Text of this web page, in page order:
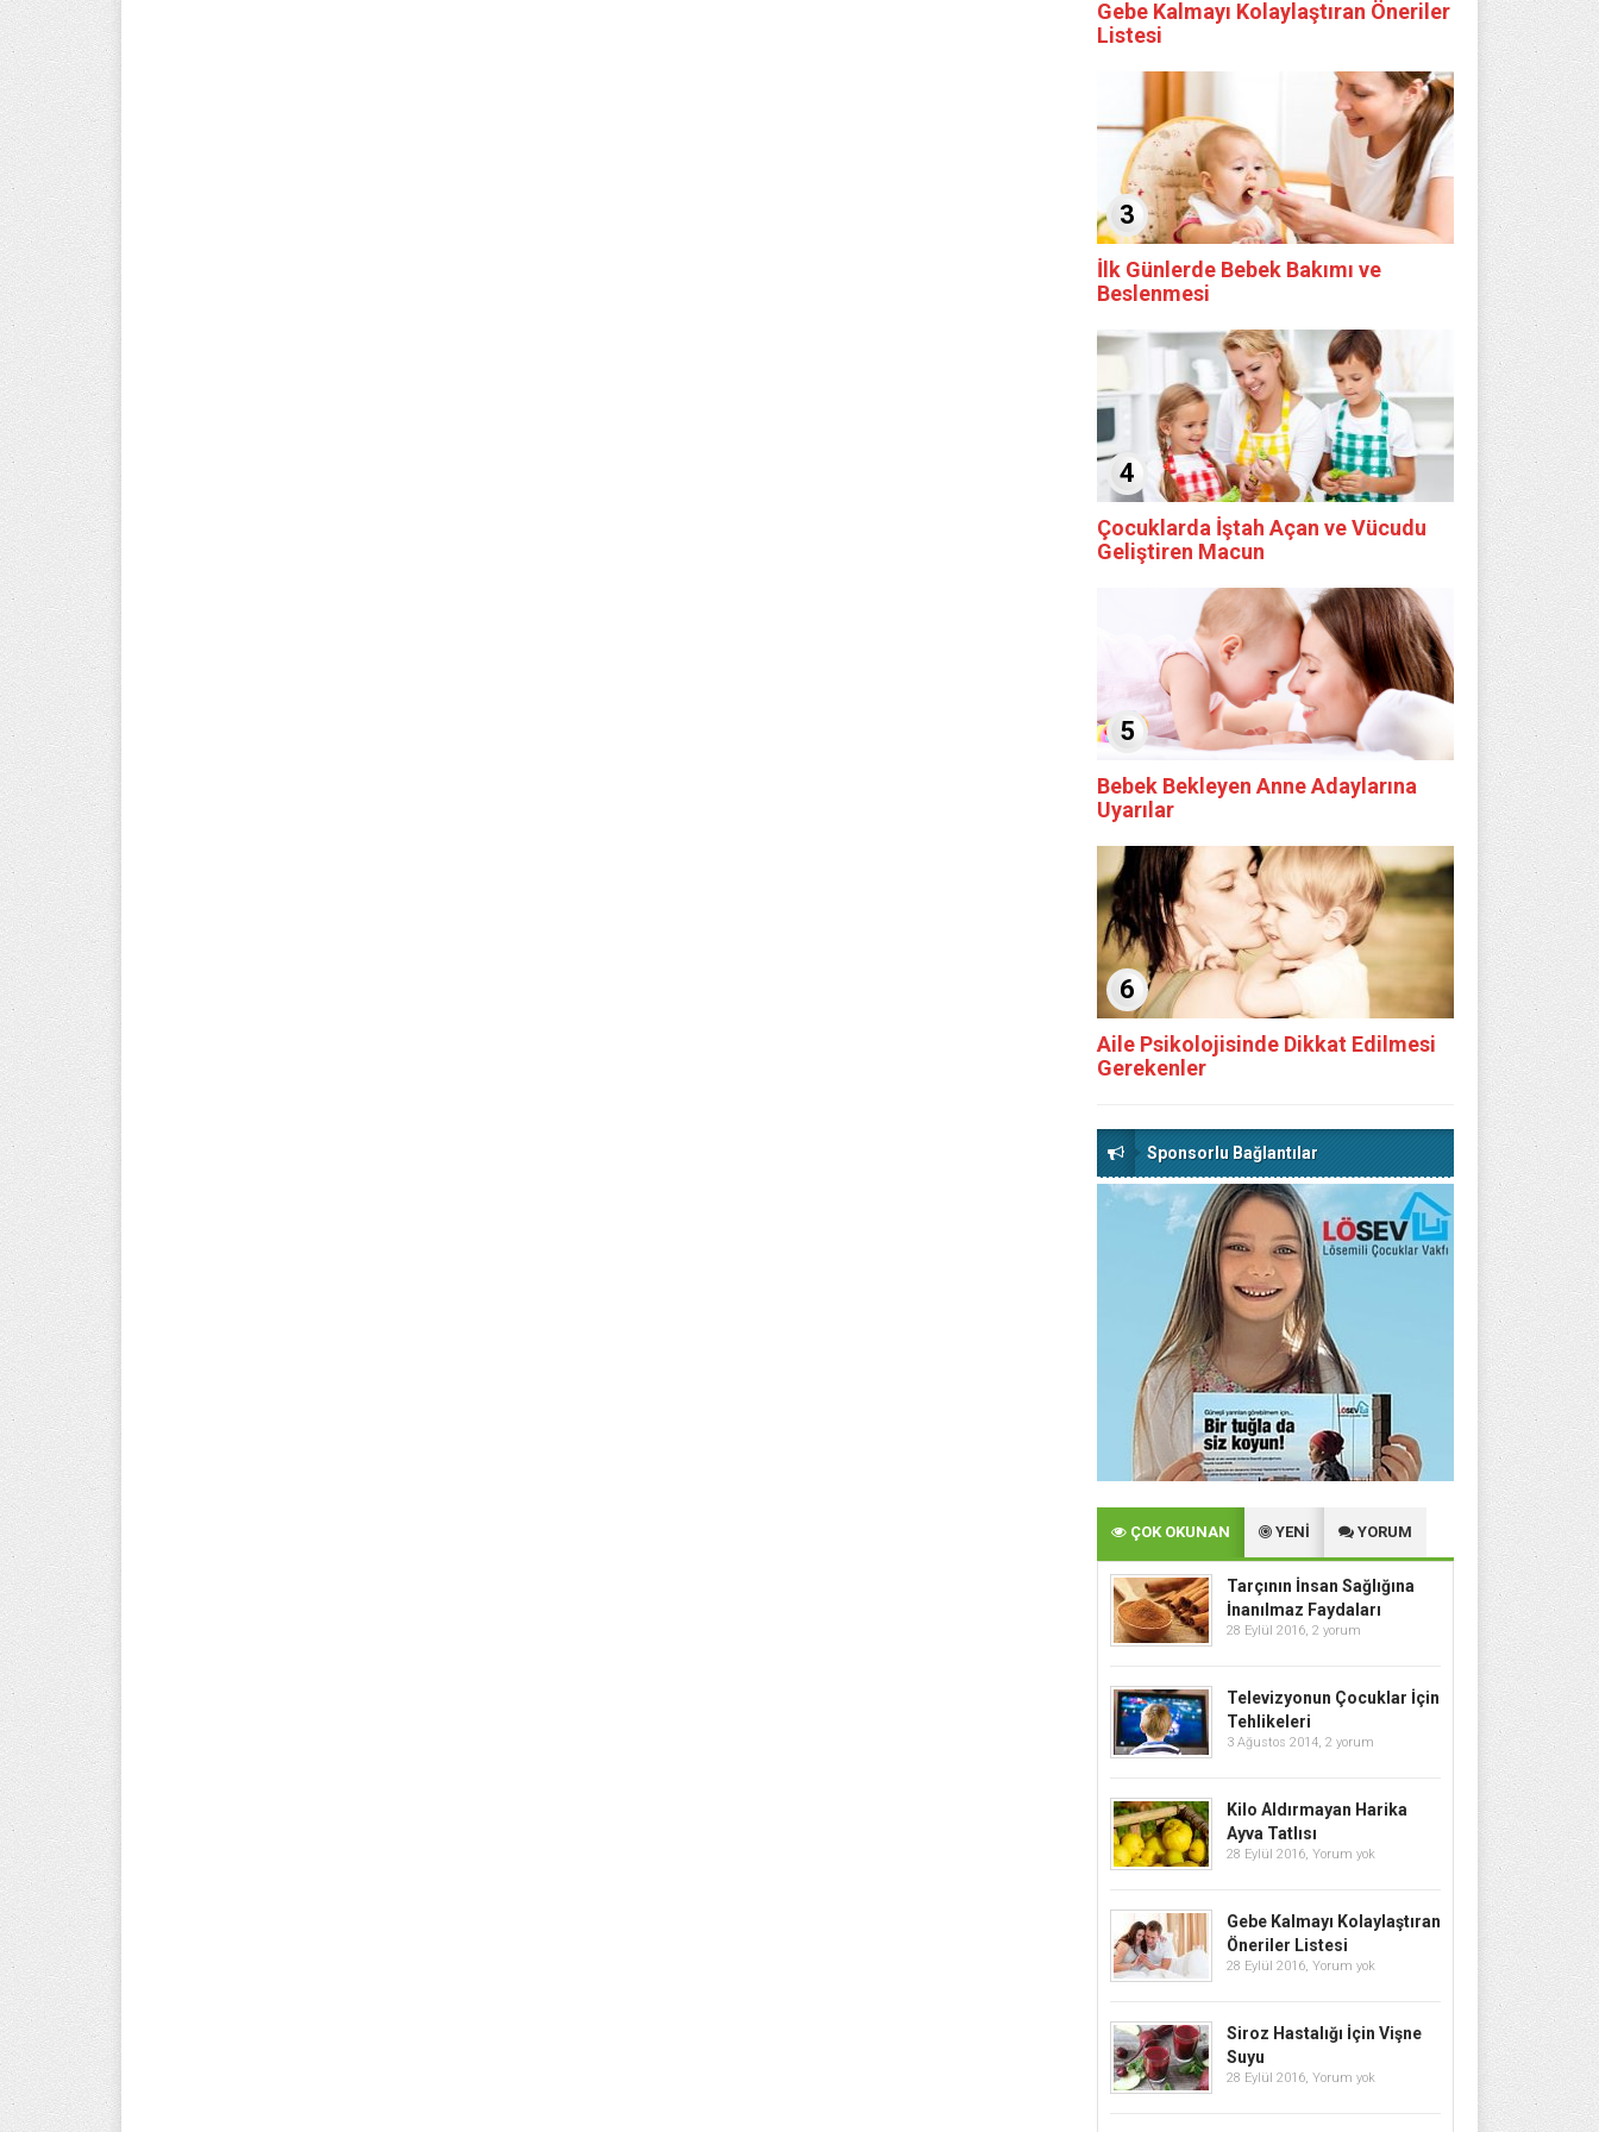
Gebe Kalmayı Kolaylaştıran Öneriler
Listesi
3
İlk Günlerde Bebek Bakımı ve
Beslenmesi
4
Çocuklarda İştah Açan ve Vücudu
Geliştiren Macun
5
Bebek Bekleyen Anne Adaylarına
Uyarılar
6
Aile Psikolojisinde Dikkat Edilmesi
Gerekenler
Sponsorlu Bağlantılar
ÇOK OKUNAN YENİ YORUM
Tarçının İnsan Sağlığına
İnanılmaz Faydaları
28 Eylül 2016, 2 yorum
Televizyonun Çocuklar İçin
Tehlikeleri
3 Ağustos 2014, 2 yorum
Kilo Aldırmayan Harika
Ayva Tatlısı
28 Eylül 2016, Yorum yok
Gebe Kalmayı Kolaylaştıran
Öneriler Listesi
28 Eylül 2016, Yorum yok
Siroz Hastalığı İçin Vişne
Suyu
28 Eylül 2016, Yorum yok